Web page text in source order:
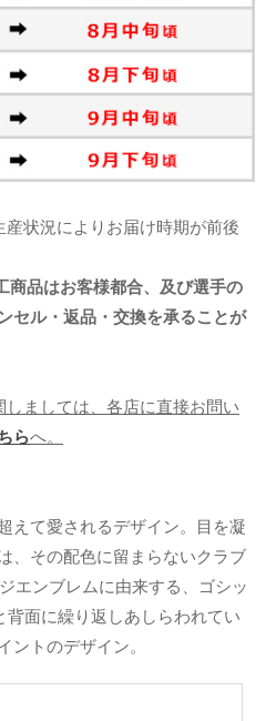
状況によりお届け時期が前後
品はお客様都合、及び選手の
セル・返品・交換を承ることが
ましては、各店に直接お問い
らへ。
えて愛されるデザイン。目を凝
、その配色に留まらないクラブ
エンブレムに由来する、ゴシッ
面に繰り返しあしらわれてい
ントのデザイン。